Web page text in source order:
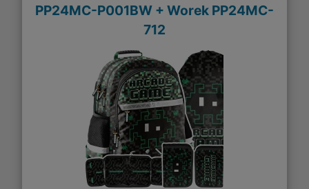
PP24MC-P001BW + Worek PP24MC-
712